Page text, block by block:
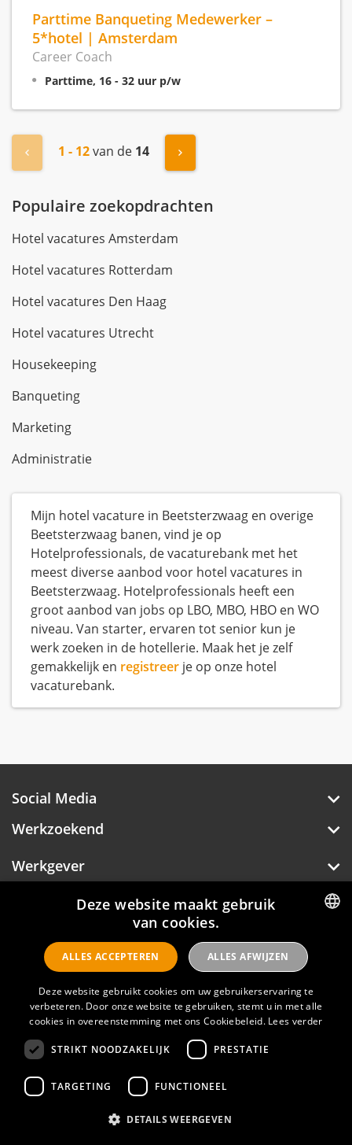
Parttime Banqueting Medewerker –
5*hotel | Amsterdam
Career Coach
Parttime, 16 - 32 uur p/w
« Vorige1 - 12van de 14 Volgende »
Populaire zoekopdrachten
Hotel vacatures Amsterdam
Hotel vacatures Rotterdam
Hotel vacatures Den Haag
Hotel vacatures Utrecht
Housekeeping
Banqueting
Marketing
Administratie
Mijn hotel vacature in Beetsterzwaag en overige
Beetsterzwaag banen, vind je op
Hotelprofessionals, de vacaturebank met het
meest diverse aanbod voor hotel vacatures in
Beetsterzwaag. Hotelprofessionals heeft een
groot aanbod van jobs op LBO, MBO, HBO en WO
niveau. Van starter, ervaren tot senior kun je
werk zoeken in de hotellerie. Maak het je zelf
gemakkelijk en registreer je op onze hotel
vacaturebank.
Social Media
Werkzoekend
Werkgever
Over Hotelprofessionals
Hotelprofessionals
FAQ
Privacyverklaring
Contact
Gebruikersvoorwaarden
DUTCH
ENGLISH
Deze website maakt gebruik
van cookies.
Deze website gebruikt cookies om uw gebruikerservaring te
verbeteren. Door onze website te gebruiken, stemt u in met alle
cookies in overeenstemming met ons Cookiebeleid. Lees verder
STRIKT NOODZAKELIJK PRESTATIE
TARGETING FUNCTIONEEL
ALLES ACCEPTEREN ALLES AFWIJZEN
DETAILS WEERGEVEN